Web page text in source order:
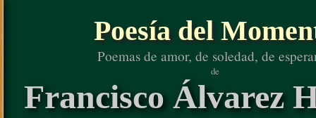
Poesía del
Poemas de amor, de soledad, de
de
Francisco Álvarez